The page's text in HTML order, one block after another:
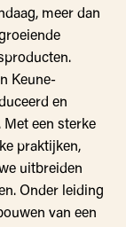
meer dan
Keune-
en
een sterke
praktijken,
uitbreiden
Onder leiding
van een